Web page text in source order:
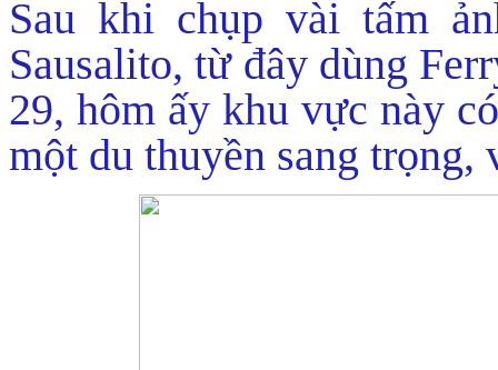
Sau khi chụp vài tấm
Sausalito, từ đây dùng
29, hôm ấy khu vực này
một du thuyền sang